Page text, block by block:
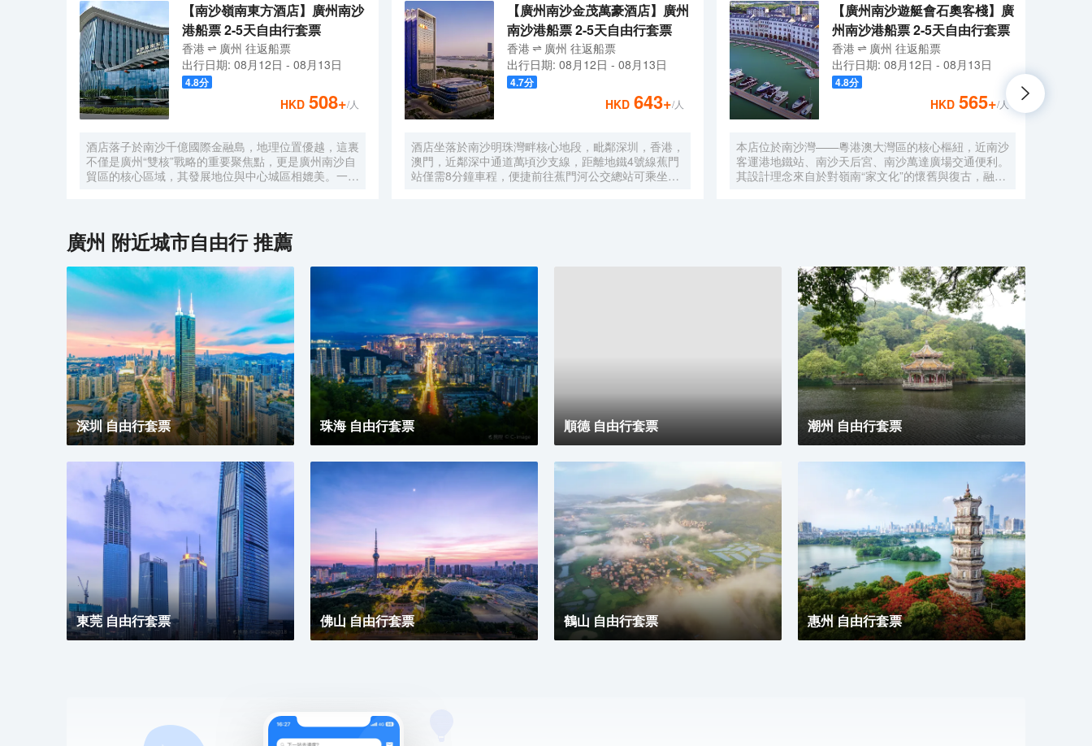
【南沙嶺南東方酒店】廣州南沙
港船票 2-5天自由行套票
香港 廣州 往返船票
出行日期: 08月12日 - 08月13日
4.8分
HKD 508+/人
酒店落子於南沙千億國際金融島，地理位置優越，這裏
不僅是廣州“雙核”戰略的重要聚焦點，更是廣州南沙自
貿區的核心區域，其發展地位與中心城區相媲美。一小
含西式願景——Amazing（令人驚歎），
Astonishing（令人震撼），隱含着酒店將成為南沙乃
至全球矚目的中式美學新地標的美好期許。 酒店作為
南沙國際會展中心綜合體重要組成部分，以“木棉花
開，鴻翔海絲”之設計理念，以大灣區金融新地標之姿
態，締造南沙“立足灣區、協同港澳、面向世界”的實踐
範本。
【廣州南沙金茂萬豪酒店】廣州
南沙港船票 2-5天自由行套票
香港 廣州 往返船票
出行日期: 08月12日 - 08月13日
4.7分
HKD 643+/人
酒店坐落於南沙明珠灣畔核心地段，毗鄰深圳，香港，
澳門，近鄰深中通道萬頃沙支線，距離地鐵4號線蕉門
站僅需8分鐘車程，便捷前往蕉門河公交總站可乘坐機
代經典與優雅，滿足休閒賓客對在地文化的探索與體
驗。配備粵式風味的林苑中餐廳、中西結合的漁人碼頭
珍饈美饌。酒店擁有馬丁叔叔的農場，小朋友們可盡情
與小動物們互動亦或參與馬丁叔叔課堂，共度愉快的親
子時光。同時，酒店擁有1,600平方米的宴會及會議場
地以及寬敞的戶外草坪，可滿足不同的會議及宴會需
求，無論商務出行亦或休閒旅遊期待與您共赴南沙，遇
見另一種可能。
【廣州南沙遊艇會石奧客棧】廣
州南沙港船票 2-5天自由行套票
香港 廣州 往返船票
出行日期: 08月12日 - 08月13日
4.8分
HKD 565+/人
本店位於南沙灣——粵港澳大灣區的核心樞紐，近南沙
客運港地鐵站、南沙天后宮、南沙萬達廣場交通便利。
其設計理念來自於對嶺南“家文化”的懷舊與復古，融合
室，主要提供早餐、茶點、飲品、簡餐等服務；同時亦
與中國大陸獲得“五金錨”獎的南沙遊艇會提供宴會/婚
宴/會議、中西式餐飲、遊艇觀光/租賃、帆船租賃/體
驗、遊艇帆船駕證考取等不同種服務功能，打造出一種
特色的休閒度假空間。
廣州 附近城市自由行 推薦
深圳 自由行套票 珠海 自由行套票 順德 自由行套票 潮州 自由行套票
東莞 自由行套票 佛山 自由行套票 鶴山 自由行套票 惠州 自由行套票